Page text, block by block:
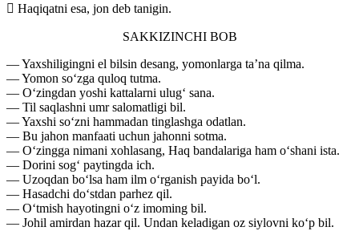
 Haqiqatni esa, jon deb tanigin.
SAKKIZINCHI BOB
— Yaxshiligingni el bilsin desang, yomonlarga ta’na qilma.
— Yomon so‘zga quloq tutma.
— O‘zingdan yoshi kattalarni ulug‘ sana.
— Til saqlashni umr salomatligi bil.
— Yaxshi so‘zni hammadan tinglashga odatlan.
— Bu jahon manfaati uchun jahonni sotma.
— O‘zingga nimani xohlasang, Haq bandalariga ham o‘shani ista.
— Dorini sog‘ paytingda ich.
— Uzoqdan bo‘lsa ham ilm o‘rganish payida bo‘l.
— Hasadchi do‘stdan parhez qil.
— O‘tmish hayotingni o‘z imoming bil.
— Johil amirdan hazar qil. Undan keladigan oz siylovni ko‘p bil.